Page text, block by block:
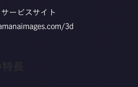
サービスサイト
3d
長